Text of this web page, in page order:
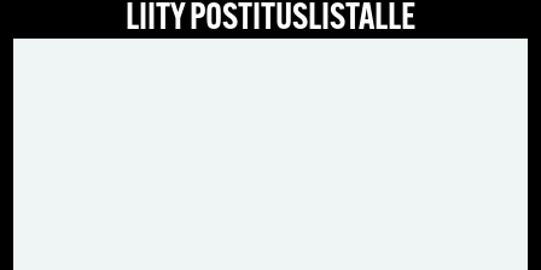
LIITY POSTITUSLISTALLE